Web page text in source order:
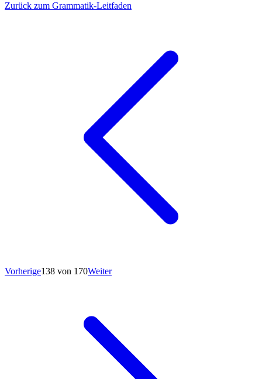
Zurück zum Grammatik-Leitfaden
Vorherige138 von 170Weiter